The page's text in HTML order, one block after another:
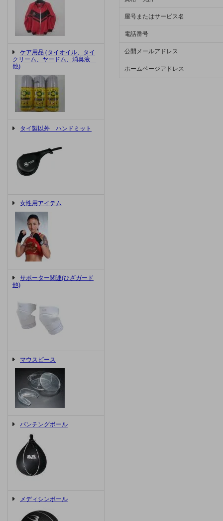
ケア用品 (タイオイル、タイ
クリーム、ヤードム、消臭液
他)
タイ製以外 ハンドミット
女性用アイテム
サポーター関連(ひざガード
他)
マウスピース
パンチングボール
メディシンボール
屋号またはサービス名
電話番号
公開メールアドレス
ホームページアドレス